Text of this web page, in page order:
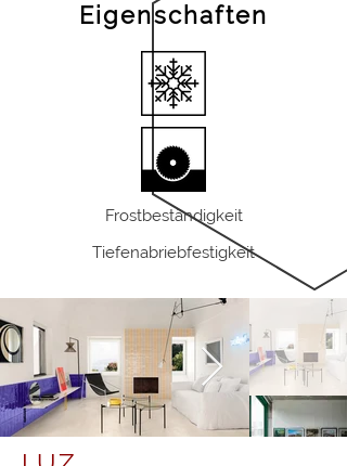
Eigenschaften
Frostbeständigkeit
Tiefenabriebfestigkeit